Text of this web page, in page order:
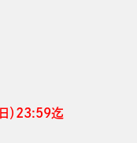
）23:59迄